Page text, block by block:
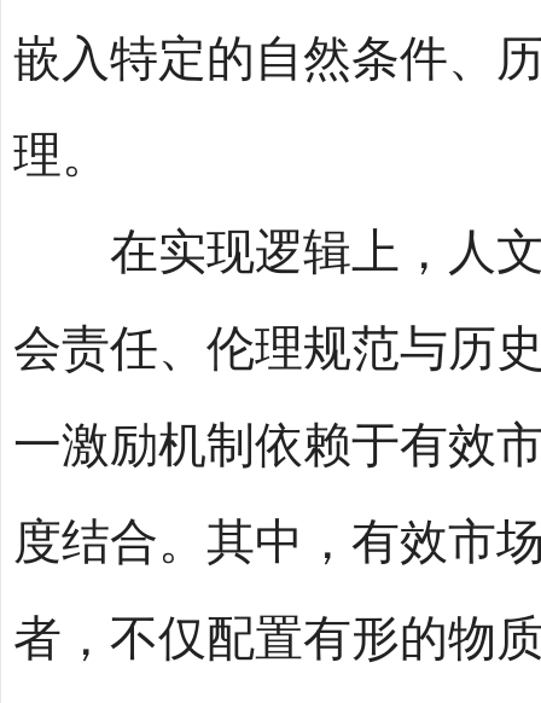
嵌入特定的自然条件、
理。
在实现逻辑上，人文
会责任、伦理规范与历
一激励机制依赖于有效
度结合。其中，有效市
者，不仅配置有形的物